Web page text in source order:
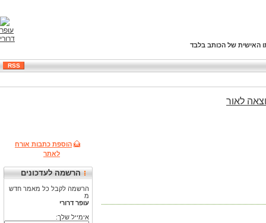
האישית של הכותב בלבד
RSS
הוספת כתבות אורח
לאתר
הרשמה לעדכונים
הרשמה לקבל כל מאמר חדש
מ
עופר דרורי
אימייל שלך:
לאור